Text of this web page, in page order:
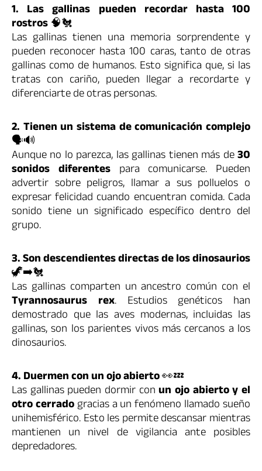
1. Las gallinas pueden recordar hasta 100
rostros🧠🐔
Las gallinas tienen una memoria sorprendente y
pueden reconocer hasta 100 caras, tanto de otras
gallinas como de humanos. Esto significa que, si las
tratas con cariño, pueden llegar a recordarte y
diferenciarte de otras personas.
2. Tienen un sistema de comunicación complejo
🗣️🔊
Aunque no lo parezca, las gallinas tienen más de30
sonidos diferentespara comunicarse. Pueden
advertir sobre peligros, llamar a sus polluelos o
expresar felicidad cuando encuentran comida. Cada
sonido tiene un significado específico dentro del
grupo.
3. Son descendientes directas de los dinosaurios
🦖➡️🐔
Las gallinas comparten un ancestro común con el
Tyrannosaurus rex. Estudios genéticos han
demostrado que las aves modernas, incluidas las
gallinas, son los parientes vivos más cercanos a los
dinosaurios.
4. Duermen con un ojo abierto👀💤
Las gallinas pueden dormir conun ojo abierto y el
otro cerradogracias a un fenómeno llamado sueño
unihemisférico. Esto les permite descansar mientras
mantienen un nivel de vigilancia ante posibles
depredadores.